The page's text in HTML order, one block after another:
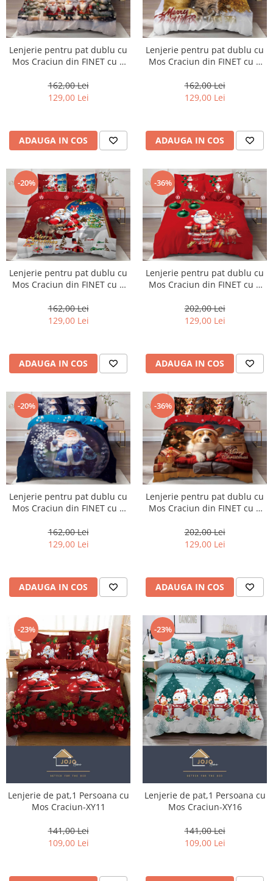
Lenjerie pentru pat dublu cu
Mos Craciun din FINET cu 6
162,00 Lei
129,00 Lei
ADAUGA IN COS
Lenjerie pentru pat dublu cu
Mos Craciun din FINET cu 6
162,00 Lei
129,00 Lei
ADAUGA IN COS
-20%
Lenjerie pentru pat dublu cu
Mos Craciun din FINET cu 6
162,00 Lei
129,00 Lei
ADAUGA IN COS
-36%
Lenjerie pentru pat dublu cu
Mos Craciun din FINET cu 6
202,00 Lei
129,00 Lei
ADAUGA IN COS
-20%
Lenjerie pentru pat dublu cu
Mos Craciun din FINET cu 6
162,00 Lei
129,00 Lei
ADAUGA IN COS
-36%
Lenjerie pentru pat dublu cu
Mos Craciun din FINET cu 6
202,00 Lei
129,00 Lei
ADAUGA IN COS
-23%
Lenjerie de pat,1 Persoana cu
Mos Craciun-XY11
141,00 Lei
109,00 Lei
-23%
Lenjerie de pat,1 Persoana cu
Mos Craciun-XY16
141,00 Lei
109,00 Lei